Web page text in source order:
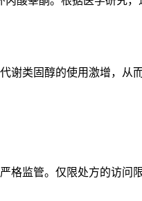
谢类固醇的使用激增，从
格监管。仅限处方的访问